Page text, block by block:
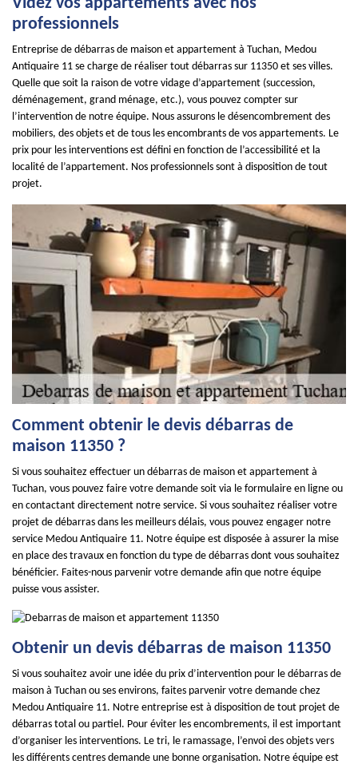
professionnels
Entreprise de débarras de maison et appartement à Tuchan, Medou
Antiquaire 11 se charge de réaliser tout débarras sur 11350 et ses villes.
Quelle que soit la raison de votre vidage d’appartement (succession,
déménagement, grand ménage, etc.), vous pouvez compter sur
l’intervention de notre équipe. Nous assurons le désencombrement des
mobiliers, des objets et de tous les encombrants de vos appartements. Le
prix pour les interventions est défini en fonction de l’accessibilité et la
localité de l’appartement. Nos professionnels sont à disposition de tout
projet.
Comment obtenir le devis débarras de
maison 11350 ?
Si vous souhaitez effectuer un débarras de maison et appartement à
Tuchan, vous pouvez faire votre demande soit via le formulaire en ligne ou
en contactant directement notre service. Si vous souhaitez réaliser votre
projet de débarras dans les meilleurs délais, vous pouvez engager notre
service Medou Antiquaire 11. Notre équipe est disposée à assurer la mise
en place des travaux en fonction du type de débarras dont vous souhaitez
bénéficier. Faites-nous parvenir votre demande afin que notre équipe
puisse vous assister.
Obtenir un devis débarras de maison 11350
Si vous souhaitez avoir une idée du prix d’intervention pour le débarras de
maison à Tuchan ou ses environs, faites parvenir votre demande chez
Medou Antiquaire 11. Notre entreprise est à disposition de tout projet de
débarras total ou partiel. Pour éviter les encombrements, il est important
d’organiser les interventions. Le tri, le ramassage, l’envoi des objets vers
les différents centres demande une bonne organisation. Notre équipe est